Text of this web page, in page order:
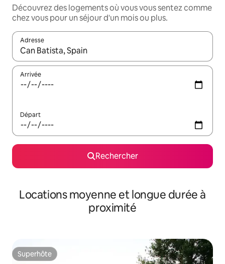
Découvrez des logements où vous vous sentez comme
chez vous pour un séjour d'un mois ou plus.
Adresse
Lorsque les résultats s'affichent, utilisez les flèches vers le
Arrivée
Départ
Rechercher
Locations moyenne et longue durée à
proximité
Superhôte
Superhôte